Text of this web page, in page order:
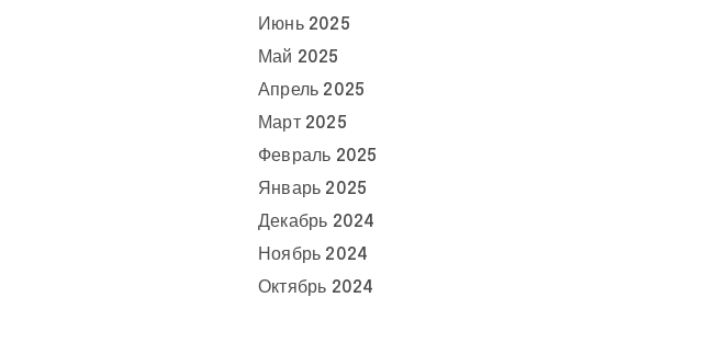
Июнь 2025
Май 2025
Апрель 2025
Март 2025
Февраль 2025
Январь 2025
Декабрь 2024
Ноябрь 2024
Октябрь 2024